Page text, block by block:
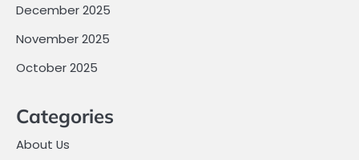
December 2025
November 2025
October 2025
Categories
About Us